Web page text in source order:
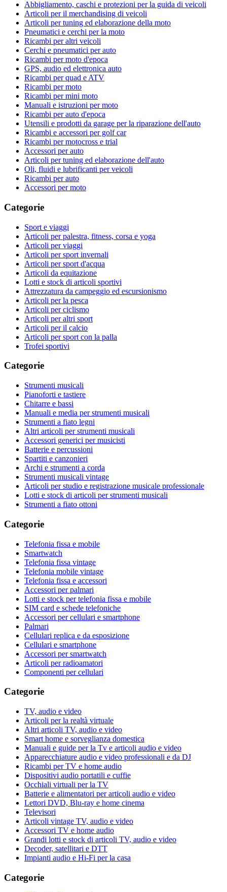
Abbigliamento, caschi e protezioni per la guida di veicoli
Articoli per il merchandising di veicoli
Articoli per tuning ed elaborazione della moto
Pneumatici e cerchi per la moto
Ricambi per altri veicoli
Cerchi e pneumatici per auto
Ricambi per moto d'epoca
GPS, audio ed elettronica auto
Ricambi per quad e ATV
Ricambi per moto
Ricambi per mini moto
Manuali e istruzioni per moto
Ricambi per auto d'epoca
Utensili e prodotti da garage per la riparazione dell'auto
Ricambi e accessori per golf car
Ricambi per motocross e trial
Accessori per auto
Articoli per tuning ed elaborazione dell'auto
Oli, fluidi e lubrificanti per veicoli
Ricambi per auto
Accessori per moto
Categorie
Sport e viaggi
Articoli per palestra, fitness, corsa e yoga
Articoli per viaggi
Articoli per sport invernali
Articoli per sport d'acqua
Articoli da equitazione
Lotti e stock di articoli sportivi
Attrezzatura da campeggio ed escursionismo
Articoli per la pesca
Articoli per ciclismo
Articoli per altri sport
Articoli per il calcio
Articoli per sport con la palla
Trofei sportivi
Categorie
Strumenti musicali
Pianoforti e tastiere
Chitarre e bassi
Manuali e media per strumenti musicali
Strumenti a fiato legni
Altri articoli per strumenti musicali
Accessori generici per musicisti
Batterie e percussioni
Spartiti e canzonieri
Archi e strumenti a corda
Strumenti musicali vintage
Articoli per studio e registrazione musicale professionale
Lotti e stock di articoli per strumenti musicali
Strumenti a fiato ottoni
Categorie
Telefonia fissa e mobile
Smartwatch
Telefonia fissa vintage
Telefonia mobile vintage
Telefonia fissa e accessori
Accessori per palmari
Lotti e stock per telefonia fissa e mobile
SIM card e schede telefoniche
Accessori per cellulari e smartphone
Palmari
Cellulari replica e da esposizione
Cellulari e smartphone
Accessori per smartwatch
Articoli per radioamatori
Componenti per cellulari
Categorie
TV, audio e video
Articoli per la realtà virtuale
Altri articoli TV, audio e video
Smart home e sorveglianza domestica
Manuali e guide per la Tv e articoli audio e video
Apparecchiature audio e video professionali e da DJ
Ricambi per TV e home audio
Dispositivi audio portatili e cuffie
Occhiali virtuali per la TV
Batterie e alimentatori per articoli audio e video
Lettori DVD, Blu-ray e home cinema
Televisori
Articoli vintage TV, audio e video
Accessori TV e home audio
Grandi lotti e stock di articoli TV, audio e video
Decoder, satellitari e DTT
Impianti audio e Hi-Fi per la casa
Categorie